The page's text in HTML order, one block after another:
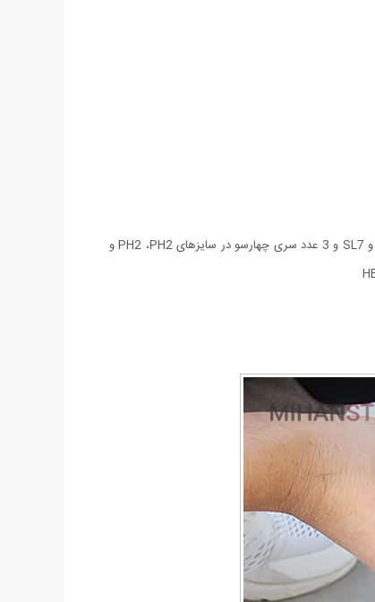
- 21 عدد سری پیچ‌گوشتی شامل: 3 عدد سری پیچ‌گوشتی چهارسو خاردار در سایزهای PZ2 ،PZ1 و PZ3 و 3 عدد سری دوسو در سایزهای SL4 ،SL5.5 و SL7 و 3 عدد سری چهارسو در سایزهای PH2 ،PH2 و